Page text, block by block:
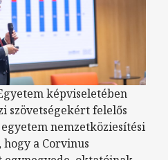
képviseletében
szövetségekért felelős
nemzetköziesítési
a Corvinus